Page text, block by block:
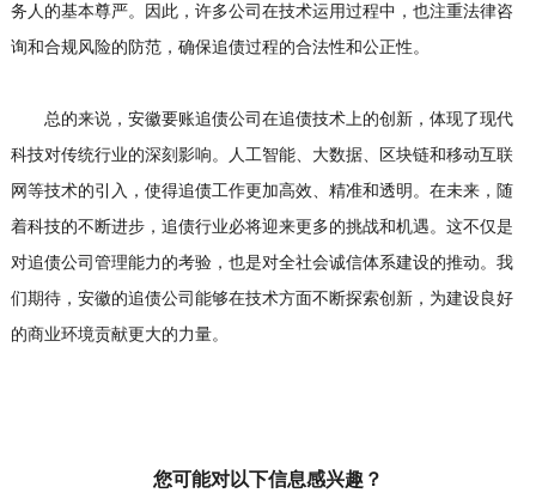
务人的基本尊严。因此，许多公司在技术运用过程中，也注重法律咨
询和合规风险的防范，确保追债过程的合法性和公正性。
总的来说，安徽要账追债公司在追债技术上的创新，体现了现代
科技对传统行业的深刻影响。人工智能、大数据、区块链和移动互联
网等技术的引入，使得追债工作更加高效、精准和透明。在未来，随
着科技的不断进步，追债行业必将迎来更多的挑战和机遇。这不仅是
对追债公司管理能力的考验，也是对全社会诚信体系建设的推动。我
们期待，安徽的追债公司能够在技术方面不断探索创新，为建设良好
的商业环境贡献更大的力量。
您可能对以下信息感兴趣？